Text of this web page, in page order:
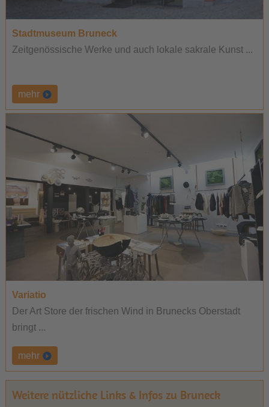
Stadtmuseum Bruneck
Zeitgenössische Werke und auch lokale sakrale Kunst ...
mehr
Variatio
Der Art Store der frischen Wind in Brunecks Oberstadt
bringt ...
mehr
Weitere nützliche Links & Infos zu Bruneck